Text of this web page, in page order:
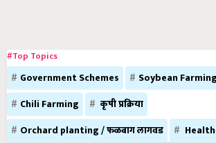
#Top Topics
Government Schemes Soybean Farming
Chili Farming
कृषी प्रक्रिया
Orchard planting / फळबाग लागवड
Health